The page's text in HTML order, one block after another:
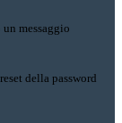
messaggio
della password